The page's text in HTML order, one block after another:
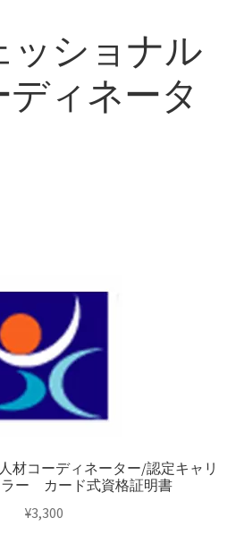
記
ッショナル
ディネータ
材コーディネーター/認定キャリ
ラー カード式資格証明書
¥3,300